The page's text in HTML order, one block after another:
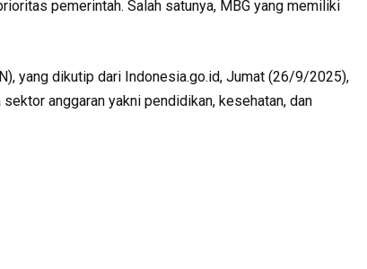
pemerintah. Salah satunya, MBG yang memiliki
yang dikutip dari Indonesia.go.id, Jumat (26/9/2025),
anggaran yakni pendidikan, kesehatan, dan